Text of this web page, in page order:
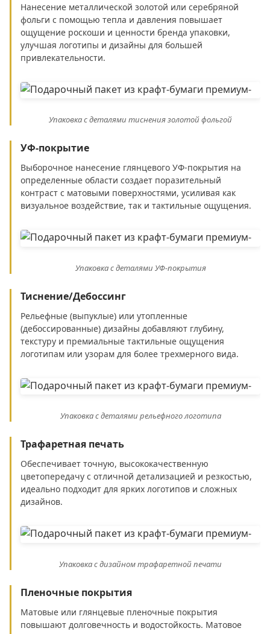
Нанесение металлической золотой или серебряной
фольги с помощью тепла и давления повышает
ощущение роскоши и ценности бренда упаковки,
улучшая логотипы и дизайны для большей
привлекательности.
Упаковка с деталями тиснения золотой фольгой
УФ-покрытие
Выборочное нанесение глянцевого УФ-покрытия на
определенные области создает поразительный
контраст с матовыми поверхностями, усиливая как
визуальное воздействие, так и тактильные ощущения.
Упаковка с деталями УФ-покрытия
Тиснение/Дебоссинг
Рельефные (выпуклые) или утопленные
(дебоссированные) дизайны добавляют глубину,
текстуру и премиальные тактильные ощущения
логотипам или узорам для более трехмерного вида.
Упаковка с деталями рельефного логотипа
Трафаретная печать
Обеспечивает точную, высококачественную
цветопередачу с отличной детализацией и резкостью,
идеально подходит для ярких логотипов и сложных
дизайнов.
Упаковка с дизайном трафаретной печати
Пленочные покрытия
Матовые или глянцевые пленочные покрытия
повышают долговечность и водостойкость. Матовое